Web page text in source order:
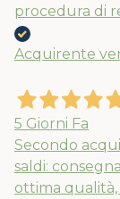
procedura di
Acquirente
5 Giorni Fa
Secondo
saldi:
ottima